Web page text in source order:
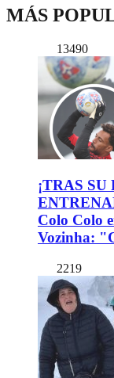
MÁS
13490
¡TRAS
Colo Colo
Vozinha:
2219